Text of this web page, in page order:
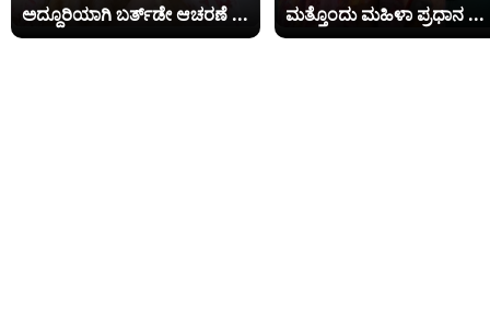
ಅದ್ದೂರಿಯಾಗಿ ಬರ್ತ್​​ಡೇ ಆಚರಣೆ ... ಮತ್ತೊಂದು ಮಹಿಳಾ ಪ್ರಧಾನ ...